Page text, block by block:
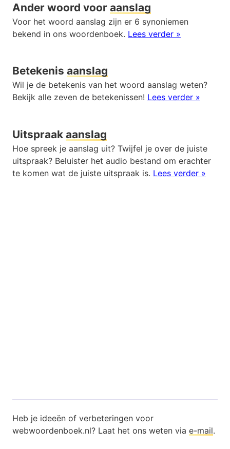
Ander woord voor aanslag
Voor het woord aanslag zijn er 6 synoniemen
bekend in ons woordenboek. Lees verder »
Betekenis aanslag
Wil je de betekenis van het woord aanslag weten?
Bekijk alle zeven de betekenissen! Lees verder »
Uitspraak aanslag
Hoe spreek je aanslag uit? Twijfel je over de juiste
uitspraak? Beluister het audio bestand om erachter
te komen wat de juiste uitspraak is. Lees verder »
Heb je ideeën of verbeteringen voor
webwoordenboek.nl? Laat het ons weten via e-mail.